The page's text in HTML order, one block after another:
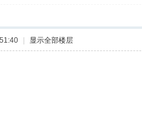
显示全部楼层